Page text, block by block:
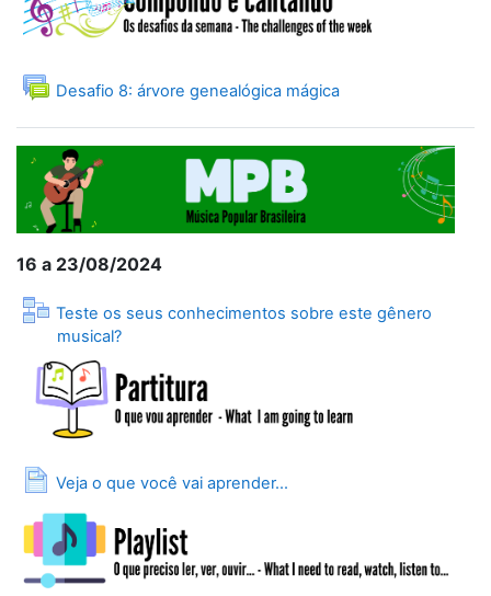
Desafio 8: árvore genealógica mágica
Forum
16 a 23/08/2024
Teste os seus conhecimentos sobre este gênero
musical?
Lesson
Veja o que você vai aprender...
Page